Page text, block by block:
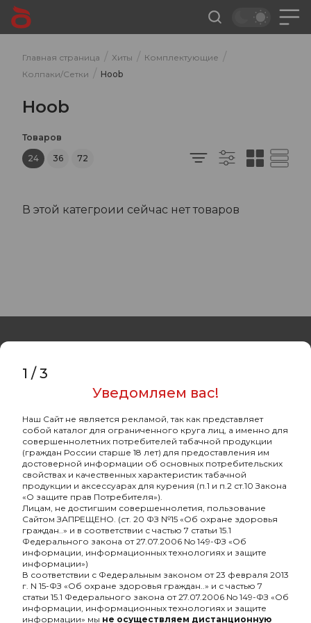
Главная страница / Хиты / Комплектующие /
Колпаки/Сетки / Hoob
Hoob
Товаров
24
36 72
В этой категроии сейчас нет товаров
Оптовый портал
8 (495) 740-22-08
8 (800) 222-82-00
Время работы
пн-пт: с 10:00 до 19:00
info@oshisha.net
О компании
Покупателям
1 /3
Уведомляем вас!
Наш Сайт не является рекламой, так как представляет
собой каталог для ограниченного круга лиц, а именно для
совершеннолетних потребителей табачной продукции
(граждан России старше 18 лет) для предоставления им
достоверной информации об основных потребительских
свойствах и качественных характеристик табачной
продукции и аксессуарах для курения (п.1 и п.2 ст.10 Закона
«О защите прав Потребителя»).
Лицам, не достигшим совершеннолетия, пользование
Сайтом ЗАПРЕЩЕНО. (ст. 20 ФЗ №15 «Об охране здоровья
граждан..» и в соответствии с частью 7 статьи 15.1
Федерального закона от 27.07.2006 No 149-ФЗ «Об
информации, информационных технологиях и защите
информации»)
В соответствии с Федеральным законом от 23 февраля 2013
г. N 15-ФЗ «Об охране здоровья граждан..» и с частью 7
статьи 15.1 Федерального закона от 27.07.2006 No 149-ФЗ «Об
информации, информационных технологиях и защите
информации» мы не осуществляем дистанционную